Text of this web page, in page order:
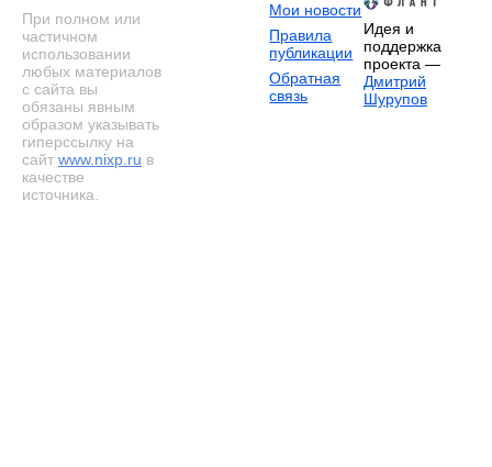
При полном или
частичном
использовании
любых материалов
с сайта вы
обязаны явным
образом указывать
гиперссылку на
сайт www.nixp.ru в
качестве
источника.
Мои новости
Правила
публикации
Обратная
связь
Идея и
поддержка
проекта —
Дмитрий
Шурупов